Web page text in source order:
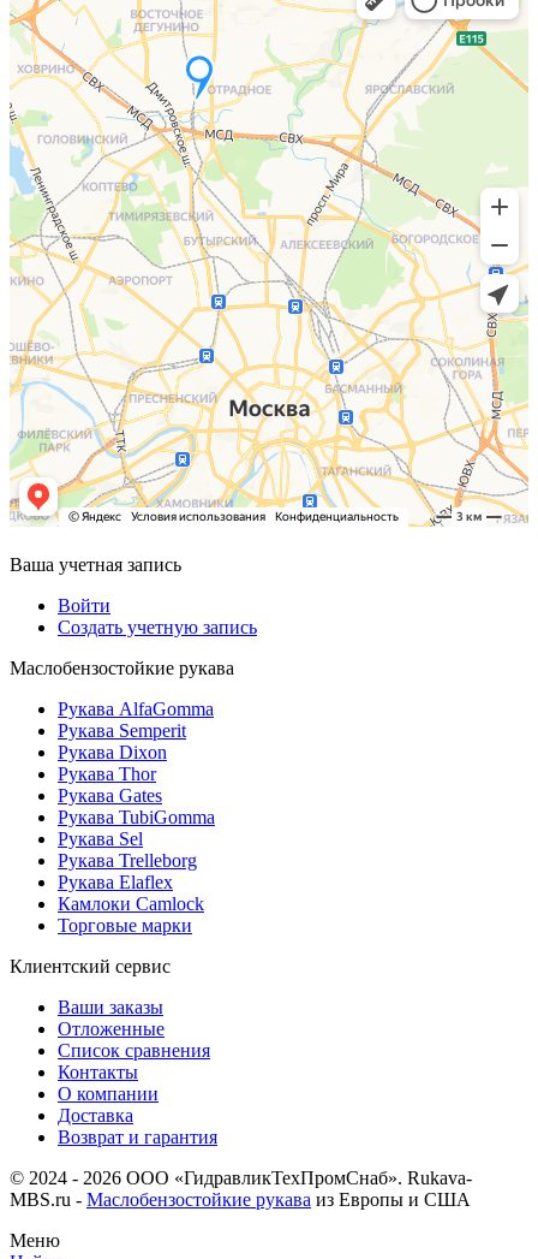
Ваша учетная запись
Войти
Создать учетную запись
Маслобензостойкие рукава
Рукава AlfaGomma
Рукава Semperit
Рукава Dixon
Рукава Thor
Рукава Gates
Рукава TubiGomma
Рукава Sel
Рукава Trelleborg
Рукава Elaflex
Камлоки Camlock
Торговые марки
Клиентский сервис
Ваши заказы
Отложенные
Список сравнения
Контакты
О компании
Доставка
Возврат и гарантия
© 2024 - 2026 ООО «ГидравликТехПромСнаб». Rukava-
MBS.ru - Маслобензостойкие рукава из Европы и США
Меню